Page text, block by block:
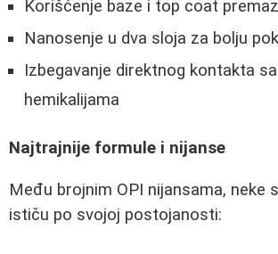
Korišćenje baze i top coat
Nanosenje u dva sloja za bolju
Izbegavanje direktnog kontakta
hemikalijama
Najtrajnije formule i nijanse
Među brojnim OPI nijansama, neke
ističu po svojoj postojanosti: